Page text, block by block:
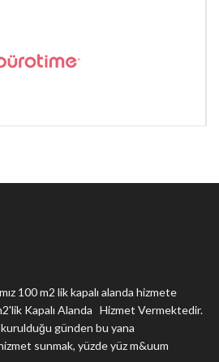
100 m2 lik kapalı alanda hizmete
Kapalı Alanda Hizmet Vermektedir.
günden bu yana
sunmak, yüzde yüz m&uum